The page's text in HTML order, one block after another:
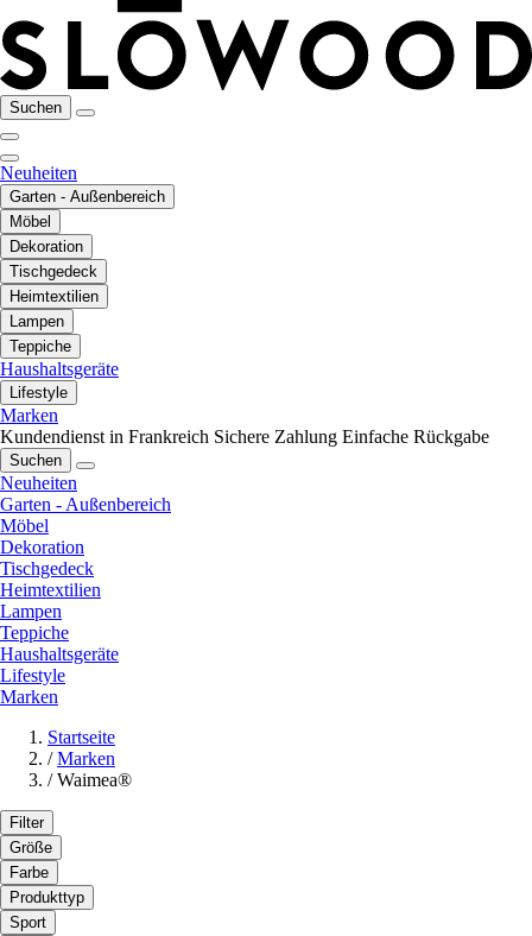
Suchen
Neuheiten
Garten - Außenbereich
Möbel
Dekoration
Tischgedeck
Heimtextilien
Lampen
Teppiche
Haushaltsgeräte
Lifestyle
Marken
Kundendienst in Frankreich Sichere Zahlung Einfache Rückgabe
Suchen
Neuheiten
Garten - Außenbereich
Möbel
Dekoration
Tischgedeck
Heimtextilien
Lampen
Teppiche
Haushaltsgeräte
Lifestyle
Marken
Startseite
/ Marken
/ Waimea®
Filter
Größe
Farbe
Produkttyp
Sport